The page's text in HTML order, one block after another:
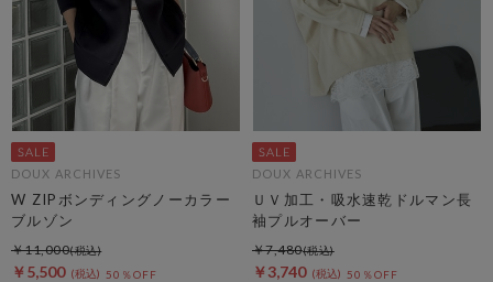
DOUX ARCHIVES
W ZIPボンディングノーカラー
ブルゾン
￥5,500 50％OFF
￥11,000
DOUX ARCHIVES
ＵＶ加工・吸水速乾ドルマン長
袖プルオーバー
￥3,740 50％OFF
￥7,480